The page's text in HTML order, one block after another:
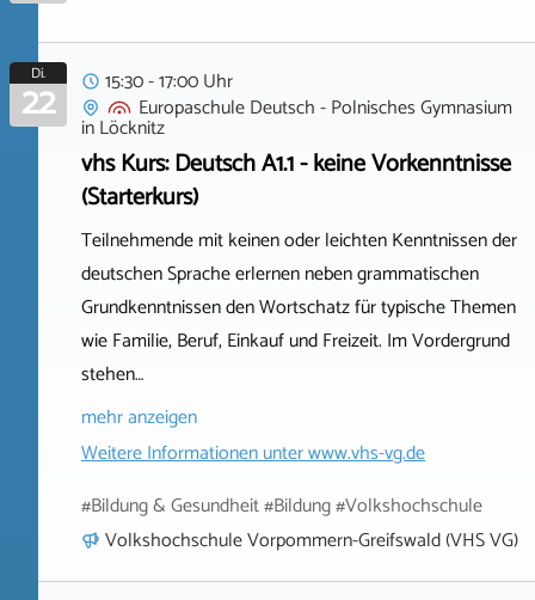
Di.
22
15:30 - 17:00 Uhr
Europaschule Deutsch - Polnisches Gymnasium
inLöcknitz
vhs Kurs: Deutsch A1.1 - keine Vorkenntnisse
(Starterkurs)
Teilnehmende mit keinen oder leichten Kenntnissen der
deutschen Sprache erlernen neben grammatischen
Grundkenntnissen den Wortschatz für typische Themen
wie Familie, Beruf, Einkauf und Freizeit. Im Vordergrund
stehen…
mehr anzeigen
Weitere Informationen unterwww.vhs-vg.de
#Bildung & Gesundheit #Bildung #Volkshochschule
Volkshochschule Vorpommern-Greifswald (VHS VG)